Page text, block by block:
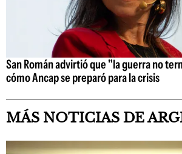
San Román advirtió que "la guerra no
cómo Ancap se preparó para la crisis
MÁS NOTICIAS DE